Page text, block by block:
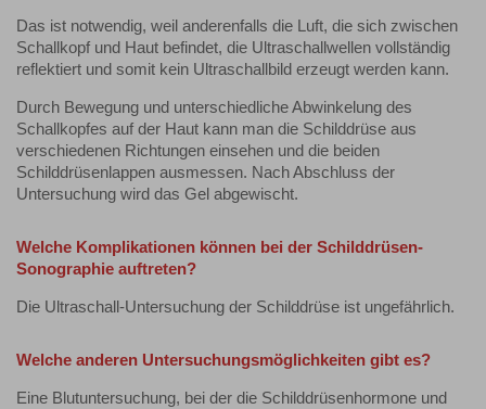
Das ist notwendig, weil anderenfalls die Luft, die sich zwischen
Schallkopf und Haut befindet, die Ultraschallwellen vollständig
reflektiert und somit kein Ultraschallbild erzeugt werden kann.
Durch Bewegung und unterschiedliche Abwinkelung des
Schallkopfes auf der Haut kann man die Schilddrüse aus
verschiedenen Richtungen einsehen und die beiden
Schilddrüsenlappen ausmessen. Nach Abschluss der
Untersuchung wird das Gel abgewischt.
Welche Komplikationen können bei der Schilddrüsen-
Sonographie auftreten?
Die Ultraschall-Untersuchung der Schilddrüse ist ungefährlich.
Welche anderen Untersuchungsmöglichkeiten gibt es?
Eine Blutuntersuchung, bei der die Schilddrüsenhormone und